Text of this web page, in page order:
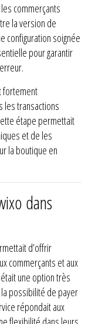
commerçants
la version de
configuration soignée
pour garantir
les transactions
étape permettait
et de les
la boutique en
dans
d’offrir
commerçants et aux
une option très
possibilité de payer
répondait aux